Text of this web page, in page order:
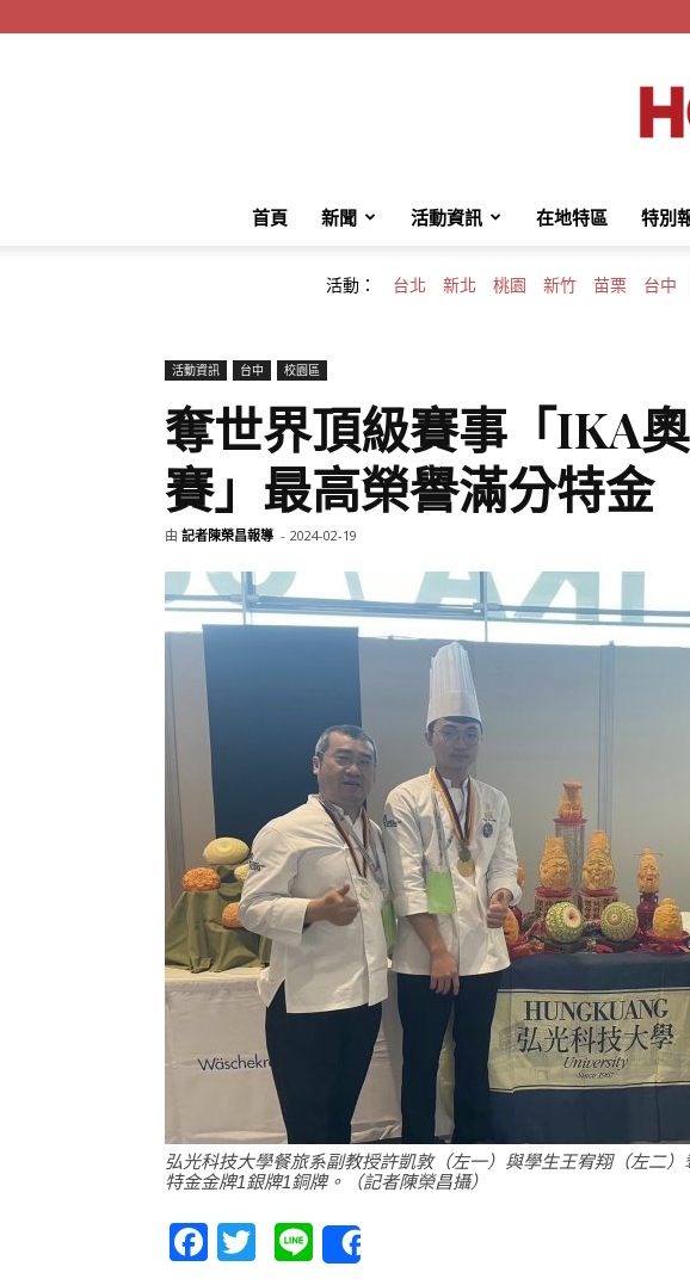
首頁 新聞 活動資訊 在地特區 特別
活動： 台北 新北 桃園 新竹 苗栗 台中
活動資訊 台中 校園區
奪世界頂級賽事「IKA
賽」最高榮譽滿分特金
由 記者陳榮昌報導 - 2024-02-19
弘光科技大學餐旅系副教授許凱敦（左一）與學生王宥翔（左二
特金金牌1銀牌1銅牌。（記者陳榮昌攝）
Facebook
Twitter
Line